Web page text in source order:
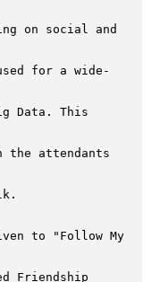
on social and
for a wide-
Data. This
the attendants
to "Follow My
Friendship